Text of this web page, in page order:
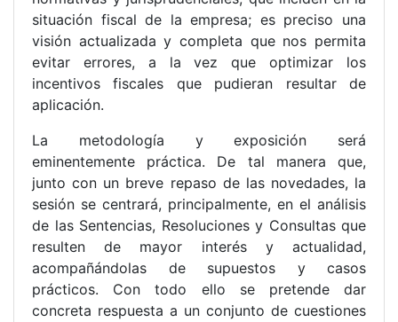
situación fiscal de la empresa; es preciso una
visión actualizada y completa que nos permita
evitar errores, a la vez que optimizar los
incentivos fiscales que pudieran resultar de
aplicación.
La metodología y exposición será
eminentemente práctica. De tal manera que,
junto con un breve repaso de las novedades, la
sesión se centrará, principalmente, en el análisis
de las Sentencias, Resoluciones y Consultas que
resulten de mayor interés y actualidad,
acompañándolas de supuestos y casos
prácticos. Con todo ello se pretende dar
concreta respuesta a un conjunto de cuestiones